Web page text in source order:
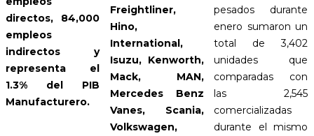
directos, 84,000
empleos
indirectos y
representa el
1.3% del PIB
Manufacturero.
Freightliner,
Hino,
International,
Isuzu, Kenworth,
Mack, MAN,
Mercedes Benz
Vanes, Scania,
Volkswagen,
pesados durante
enero sumaron un
total de 3,402
unidades que
comparadas con
las 2,545
comercializadas
durante el mismo